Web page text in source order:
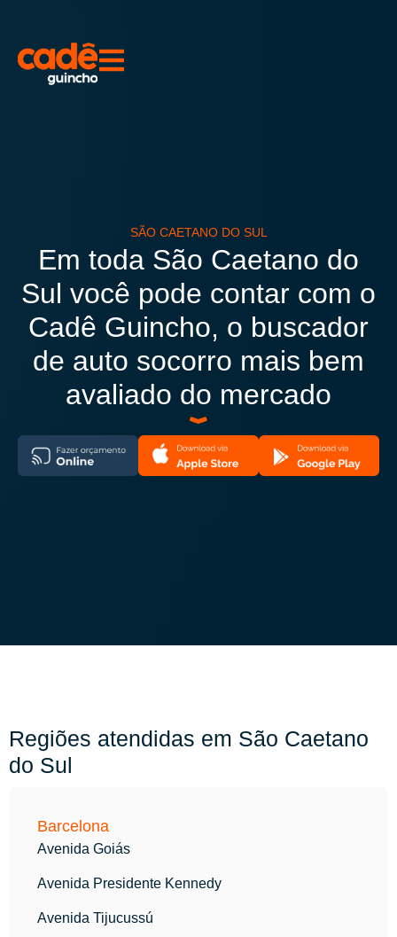
SÃO CAETANO DO SUL
Em toda São Caetano do
Sul você pode contar com o
Cadê Guincho, o buscador
de auto socorro mais bem
avaliado do mercado
Regiões atendidas em São Caetano
do Sul
Barcelona
Avenida Goiás
Avenida Presidente Kennedy
Avenida Tijucussú